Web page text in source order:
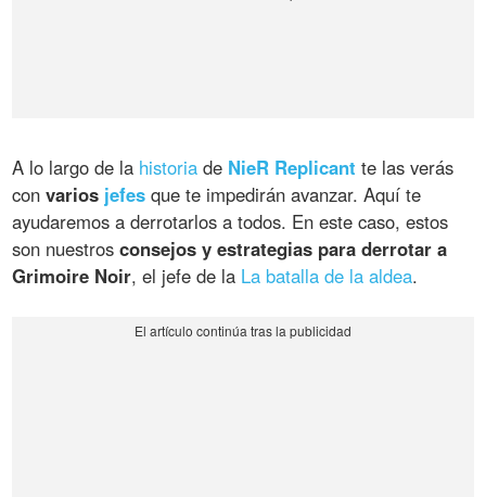
A lo largo de la historia de NieR Replicant te las verás
convarios jefes que te impedirán avanzar. Aquí te
ayudaremos a derrotarlos a todos. En este caso, estos
son nuestrosconsejos y estrategias para derrotar a
Grimoire Noir, el jefe de la La batalla de la aldea.